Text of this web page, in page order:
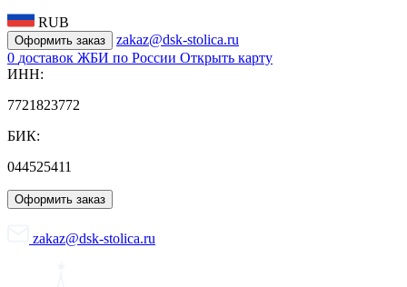
RUB
Оформить заказ
zakaz@dsk-stolica.ru
0 доставок ЖБИ по России Открыть карту
ИНН:
7721823772
БИК:
044525411
Оформить заказ
zakaz@dsk-stolica.ru